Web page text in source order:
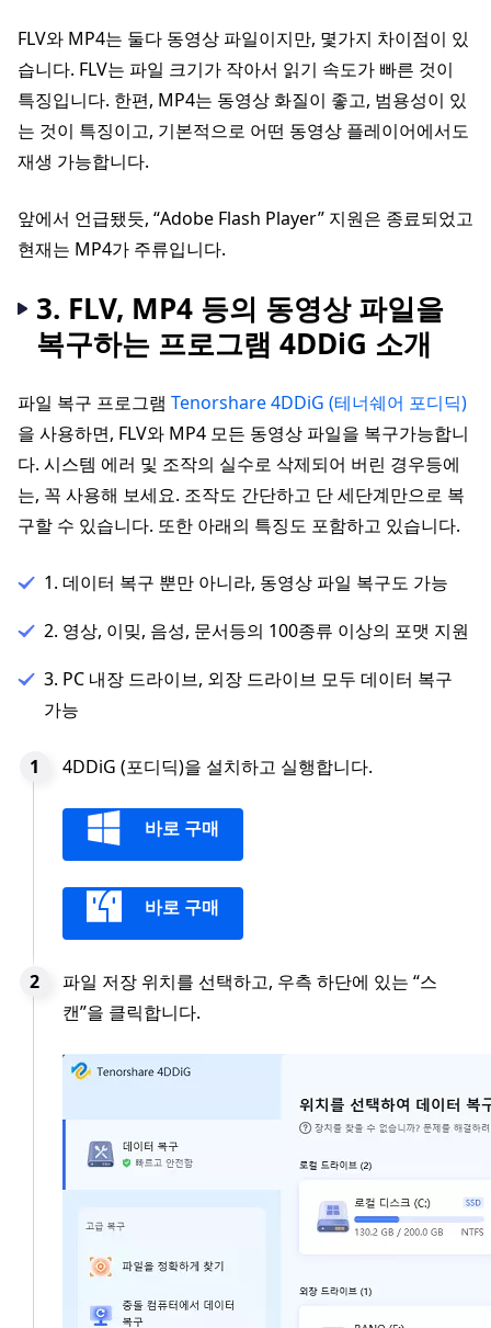
FLV와 MP4는 둘다 동영상 파일이지만, 몇가지 차이점이 있
습니다. FLV는 파일 크기가 작아서 읽기 속도가 빠른 것이
특징입니다. 한편, MP4는 동영상 화질이 좋고, 범용성이 있
는 것이 특징이고, 기본적으로 어떤 동영상 플레이어에서도
재생 가능합니다.
앞에서 언급됐듯, “Adobe Flash Player” 지원은 종료되었고
현재는 MP4가 주류입니다.
3. FLV, MP4 등의 동영상 파일을
복구하는 프로그램 4DDiG 소개
파일 복구 프로그램 Tenorshare 4DDiG (테너쉐어 포디딕)
을 사용하면, FLV와 MP4 모든 동영상 파일을 복구가능합니
다. 시스템 에러 및 조작의 실수로 삭제되어 버린 경우등에
는, 꼭 사용해 보세요. 조작도 간단하고 단 세단계만으로 복
구할 수 있습니다. 또한 아래의 특징도 포함하고 있습니다.
1. 데이터 복구 뿐만 아니라, 동영상 파일 복구도 가능
2. 영상, 이밎, 음성, 문서등의 100종류 이상의 포맷 지원
3. PC 내장 드라이브, 외장 드라이브 모두 데이터 복구
가능
4DDiG (포디딕)을 설치하고 실행합니다.
바로 구매
바로 구매
파일 저장 위치를 선택하고, 우측 하단에 있는 “스
캔”을 클릭합니다.